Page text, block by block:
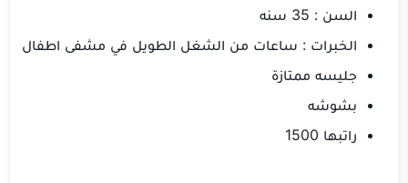
السن : 35 سنه
الخبرات : ساعات من الشغل الطويل في مشفى اطفال
جليسه ممتازة
بشوشه
راتبها 1500